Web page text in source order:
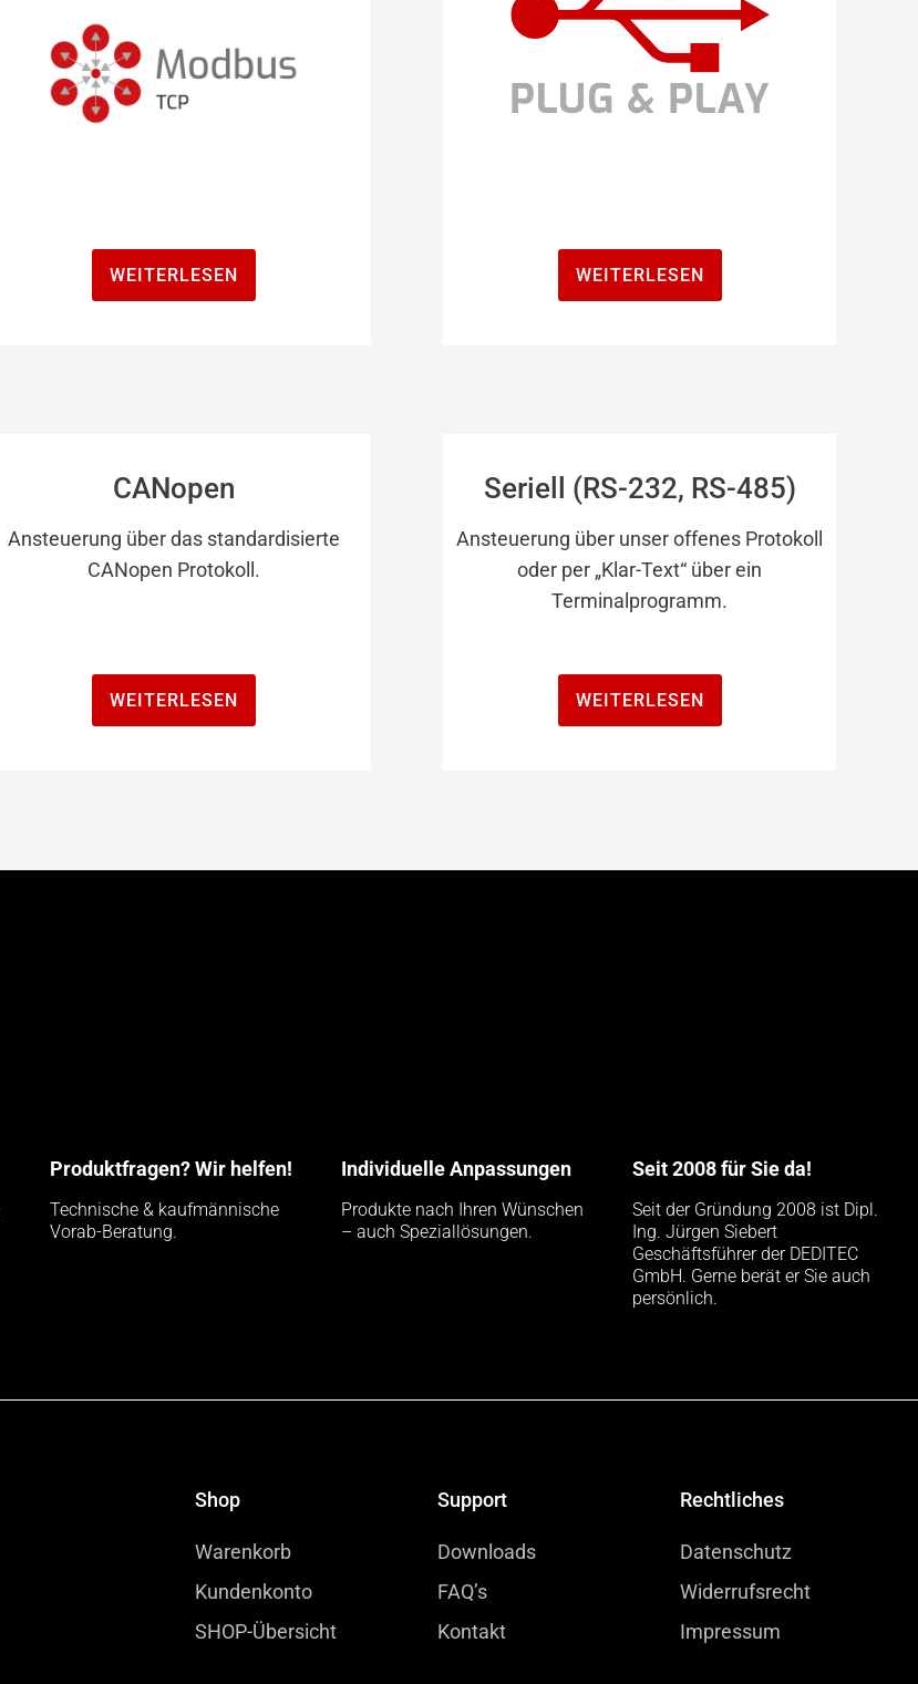
WEITERLESEN WEITERLESEN
CANopen
Ansteuerung über das standardisierte
CANopen Protokoll.
WEITERLESEN
Seriell (RS-232, RS-485)
Ansteuerung über unser offenes Protokoll
oder per „Klar-Text“ über ein
Terminalprogramm.
WEITERLESEN
Produktfragen? Wir helfen!
Technische & kaufmännische
Vorab-Beratung.
Individuelle Anpassungen
Produkte nach Ihren Wünschen
– auch Speziallösungen.
Seit 2008 für Sie da!
Seit der Gründung 2008 ist Dipl.
Ing. Jürgen Siebert
Geschäftsführer der DEDITEC
GmbH. Gerne berät er Sie auch
persönlich.
Shop
Warenkorb
Kundenkonto
SHOP-Übersicht
Support
Downloads
FAQ’s
Kontakt
Rechtliches
Datenschutz
Widerrufsrecht
Impressum